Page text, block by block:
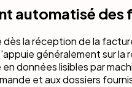
automatisé des
la réception de la
généralement sur la
données lisibles par
et aux dossiers